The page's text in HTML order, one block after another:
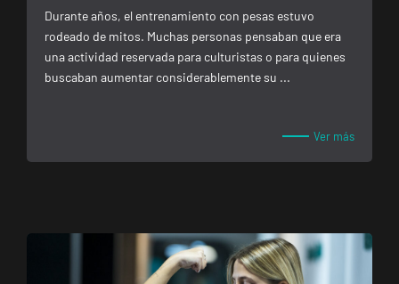
Durante años, el entrenamiento con pesas estuvo
rodeado de mitos. Muchas personas pensaban que era
una actividad reservada para culturistas o para quienes
buscaban aumentar considerablemente su ...
Ver más